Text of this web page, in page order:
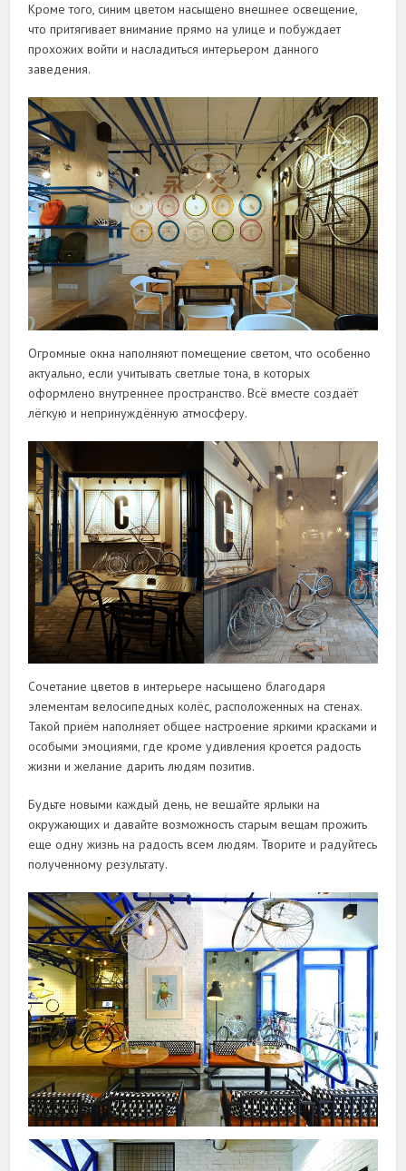
Кроме того, синим цветом насыщено внешнее освещение,
что притягивает внимание прямо на улице и побуждает
прохожих войти и насладиться интерьером данного
заведения.
Огромные окна наполняют помещение светом, что особенно
актуально, если учитывать светлые тона, в которых
оформлено внутреннее пространство. Всё вместе создаёт
лёгкую и непринуждённую атмосферу.
Сочетание цветов в интерьере насыщено благодаря
элементам велосипедных колёс, расположенных на стенах.
Такой приём наполняет общее настроение яркими красками и
особыми эмоциями, где кроме удивления кроется радость
жизни и желание дарить людям позитив.
Будьте новыми каждый день, не вешайте ярлыки на
окружающих и давайте возможность старым вещам прожить
еще одну жизнь на радость всем людям. Творите и радуйтесь
полученному результату.